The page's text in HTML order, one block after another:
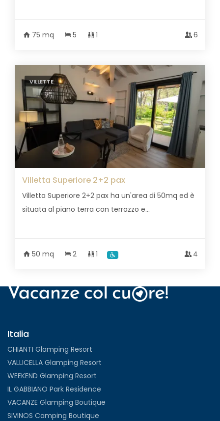
75 mq 5 1 6
VILLETTE
Villetta Superiore 2+2 pax
Villetta Superiore 2+2 pax ha un'area di 50mq ed è
situata al piano terra con terrazzo e...
50 mq 2 1 4
Italia
CHIANTI Glamping Resort
VALLICELLA Glamping Resort
WEEKEND Glamping Resort
IL GABBIANO Park Residence
VACANZE Glamping Boutique
SIVINOS Camping Boutique